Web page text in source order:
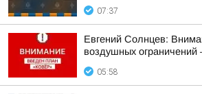
07:37
Евгений Солнцев:
воздушных ограничений
05:58